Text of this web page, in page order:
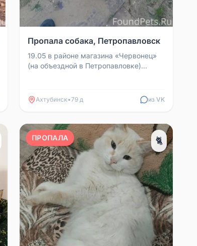
Пропала собака, Петропавловск
19.05 в районе магазина «Червонец»
(на объездной в Петропавловке)
Ахтубинск•79 д из VK
ПРОПАЛА 🐈